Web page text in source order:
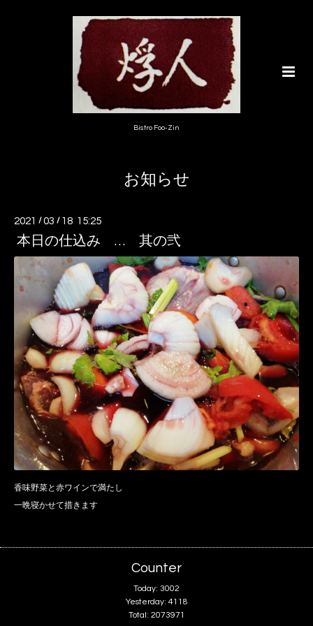
Bistro Foo-Zin
お知らせ
2021 /03 / 18 15:25
本日の仕込み … 其の弐
香味野菜と赤ワインで満たし
一晩寝かせて措きます
Counter
Today: 3002
Yesterday: 4118
Total: 2073971